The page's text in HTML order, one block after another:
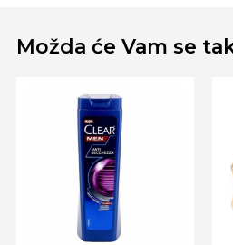
Možda će Vam se